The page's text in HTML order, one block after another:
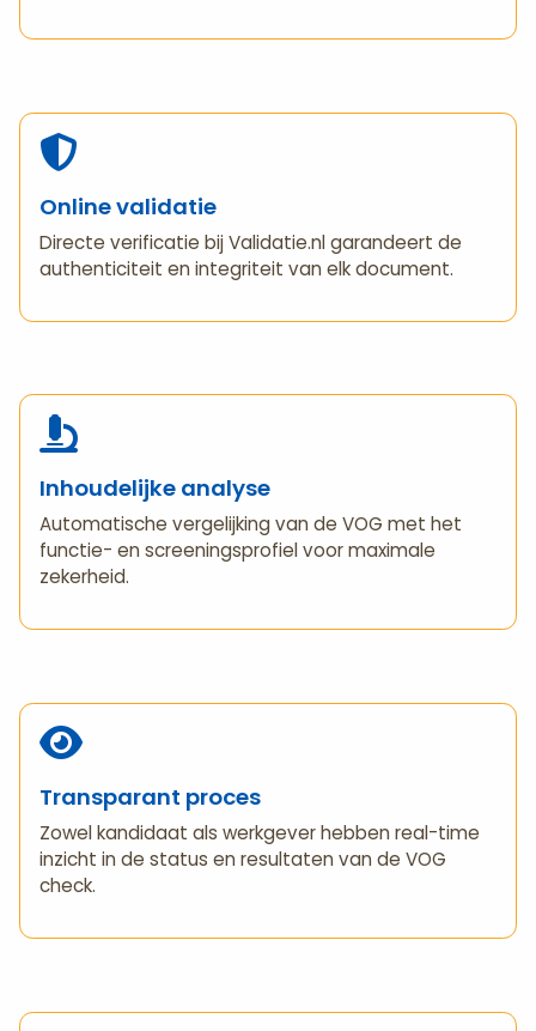
Online validatie
Directe verificatie bij Validatie.nl garandeert de
authenticiteit en integriteit van elk document.
Inhoudelijke analyse
Automatische vergelijking van de VOG met het
functie- en screeningsprofiel voor maximale
zekerheid.
Transparant proces
Zowel kandidaat als werkgever hebben real-time
inzicht in de status en resultaten van de VOG
check.